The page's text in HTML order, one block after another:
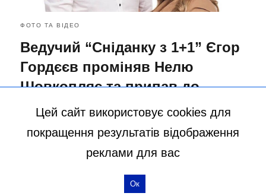
ФОТО ТА ВІДЕО
Ведучий “Сніданку з 1+1” Єгор
Гордєєв проміняв Нелю
Шовкопляс та припав до
іншої: вона ще та красуня
більше статей
Цей сайт використовує cookies для
покращення результатів відображення
реклами для вас
Ок